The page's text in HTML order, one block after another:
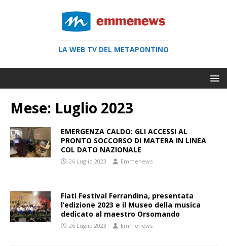
LA WEB TV DEL METAPONTINO
Mese: Luglio 2023
EMERGENZA CALDO: GLI ACCESSI AL
PRONTO SOCCORSO DI MATERA IN LINEA
COL DATO NAZIONALE
26 Luglio 2023 Emmenews
Fiati Festival Ferrandina, presentata
l’edizione 2023 e il Museo della musica
dedicato al maestro Orsomando
26 Luglio 2023 Emmenews